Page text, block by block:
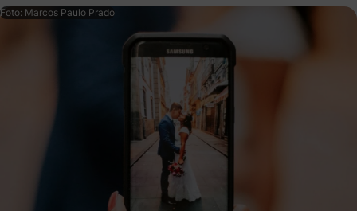
Foto: Marcos Paulo Prado